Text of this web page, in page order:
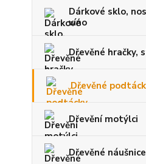
Dárkové sklo,
víno
Dřevěné hračky,
Dřevěné
Dřevění motýlci
Dřevěné náušnice